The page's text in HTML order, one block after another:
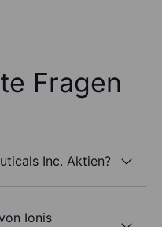
Fragen
Inc. Aktien?
Ionis